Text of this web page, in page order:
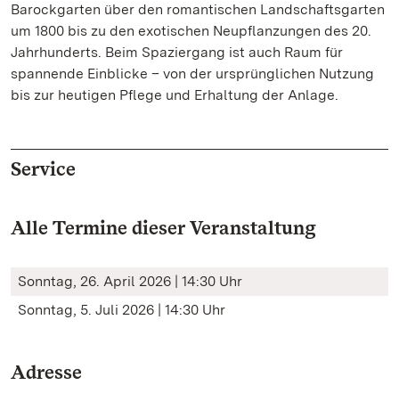
Barockgarten über den romantischen Landschaftsgarten
um 1800 bis zu den exotischen Neupflanzungen des 20.
Jahrhunderts. Beim Spaziergang ist auch Raum für
spannende Einblicke – von der ursprünglichen Nutzung
bis zur heutigen Pflege und Erhaltung der Anlage.
Service
Alle Termine dieser Veranstaltung
Sonntag, 26. April 2026 | 14:30 Uhr
Sonntag, 5. Juli 2026 | 14:30 Uhr
Adresse